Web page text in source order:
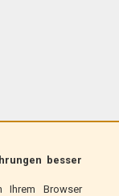
besser
Ihrem Browser